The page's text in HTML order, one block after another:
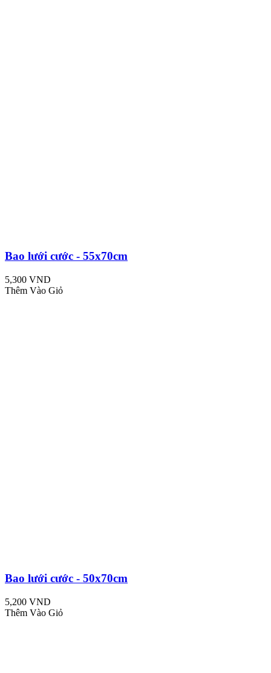
Bao lưới cước - 55x70cm
5,300 VND
Thêm Vào Giỏ
Bao lưới cước - 50x70cm
5,200 VND
Thêm Vào Giỏ